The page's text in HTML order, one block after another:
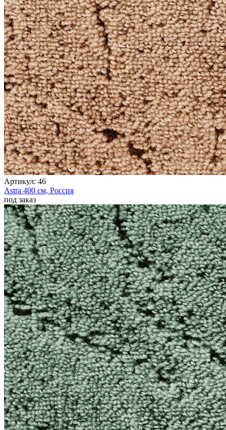
Артикул: 46
Astra 400 см, Россия
под заказ